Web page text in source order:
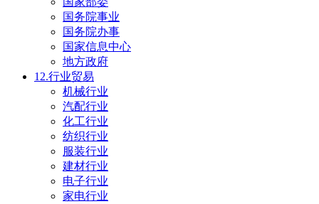
国务院事业
国务院办事
国家信息中心
地方政府
12.行业贸易
机械行业
汽配行业
化工行业
纺织行业
服装行业
建材行业
电子行业
家电行业